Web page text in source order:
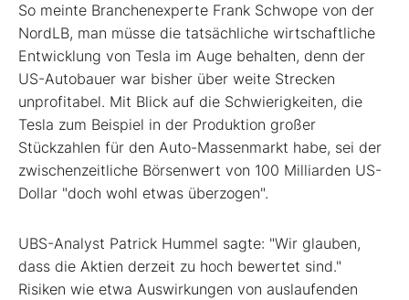
So meinte Branchenexperte Frank Schwope von der
NordLB, man müsse die tatsächliche wirtschaftliche
Entwicklung von Tesla im Auge behalten, denn der
US-Autobauer war bisher über weite Strecken
unprofitabel. Mit Blick auf die Schwierigkeiten, die
Tesla zum Beispiel in der Produktion großer
Stückzahlen für den Auto-Massenmarkt habe, sei der
zwischenzeitliche Börsenwert von 100 Milliarden US-
Dollar "doch wohl etwas überzogen".
UBS-Analyst Patrick Hummel sagte: "Wir glauben,
dass die Aktien derzeit zu hoch bewertet sind."
Risiken wie etwa Auswirkungen von auslaufenden